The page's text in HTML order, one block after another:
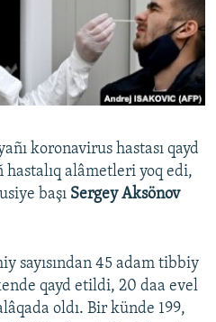
koronavirus hastası qayd
alâmetleri yoq edi,
başı Sergey Aksönov
sayısından 45 adam tibbiy
qayd etildi, 20 daa evel
oldı. Bir künde 199,